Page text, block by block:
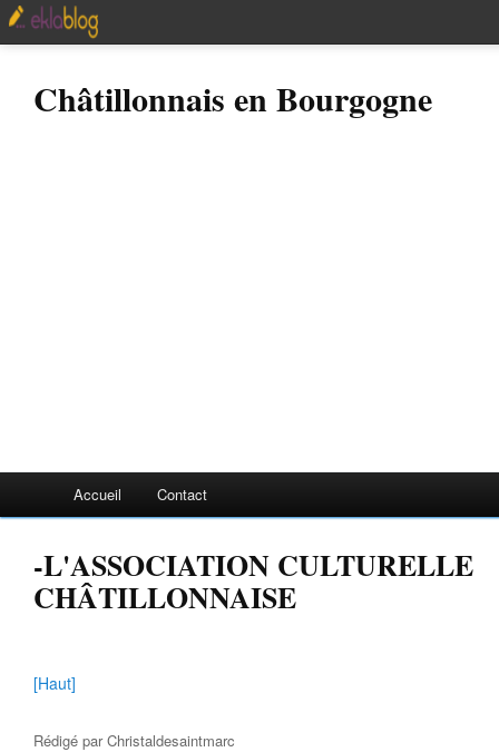
Châtillonnais en Bourgogne
Accueil Contact
-L'ASSOCIATION CULTURELLE
CHÂTILLONNAISE
[Haut]
Rédigé parChristaldesaintmarc